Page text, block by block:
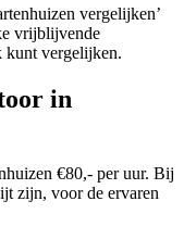
vergelijken’
vrijblijvende
kunt vergelijken.
in
€80,- per uur. Bij
zijn, voor de ervaren